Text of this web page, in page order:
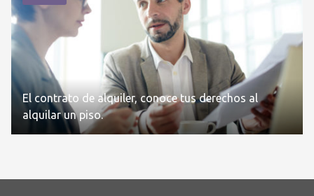
El contrato de alquiler, conoce tus derechos al
alquilar un piso.